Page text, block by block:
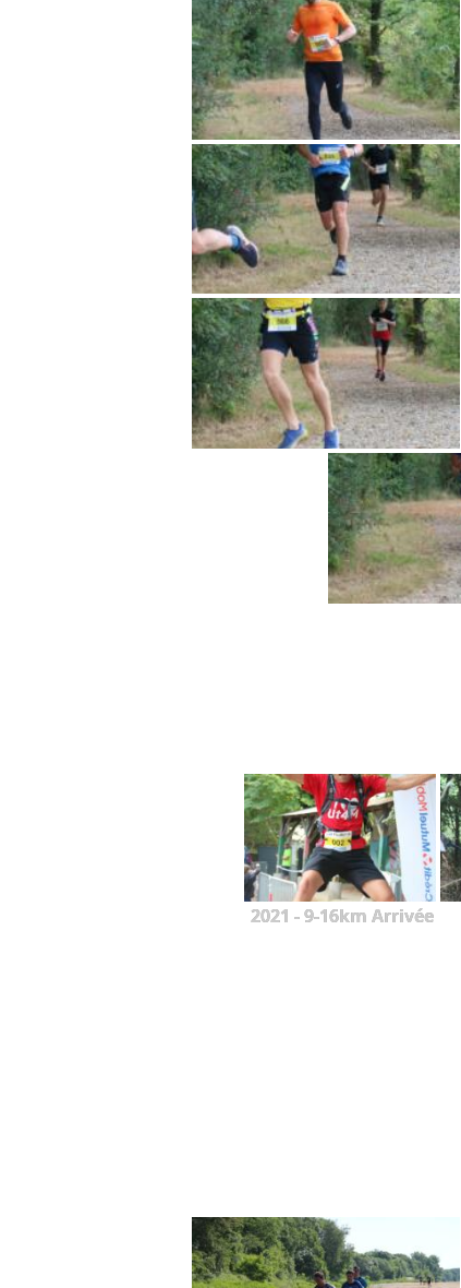
2021 - 9-16km Arrivée